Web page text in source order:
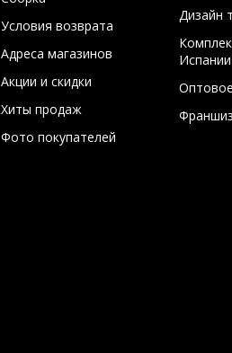
Условия возврата
Адреса магазинов
Акции и скидки
Хиты продаж
Фото покупателей
Дизайн
Испании